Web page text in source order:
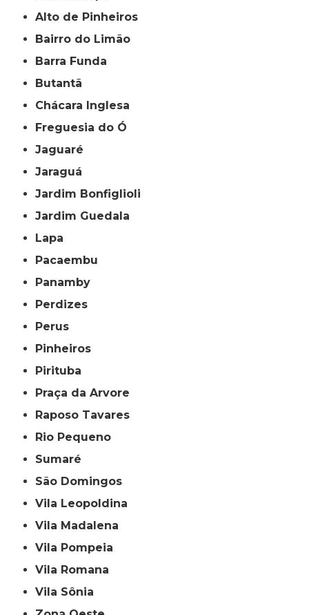
Alto de Pinheiros
Bairro do Limão
Barra Funda
Butantã
Chácara Inglesa
Freguesia do Ó
Jaguaré
Jaraguá
Jardim Bonfiglioli
Jardim Guedala
Lapa
Pacaembu
Panamby
Perdizes
Perus
Pinheiros
Pirituba
Praça da Arvore
Raposo Tavares
Rio Pequeno
Sumaré
São Domingos
Vila Leopoldina
Vila Madalena
Vila Pompeia
Vila Romana
Vila Sônia